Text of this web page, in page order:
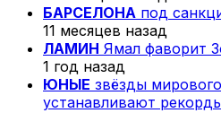
БАРСЕЛОНА под
11 месяцев назад
ЛАМИН Ямал фаворит
1 год назад
ЮНЫЕ звёзды
устанавливают